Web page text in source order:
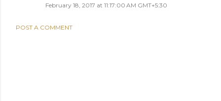
February 18, 2017 at 11:17:00 AM GMT+5:30
POST A COMMENT